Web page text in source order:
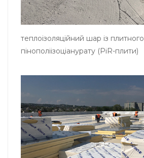
теплоізоляційний шар із плитного
пінополіізоціанурату (PiR-плити)